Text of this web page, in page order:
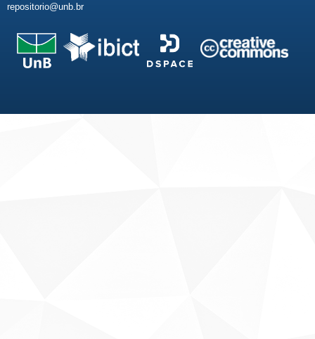
repositorio@unb.br